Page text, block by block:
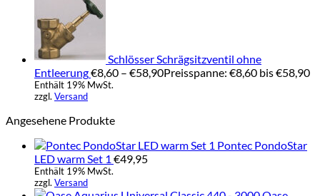
Schlösser Schrägsitzventil ohne
Entleerung€8,60 – €58,90Preisspanne: €8,60 bis €58,90
Enthält 19% MwSt.
zzgl. Versand
Angesehene Produkte
Pontec PondoStar
LED warm Set 1 €49,95
Enthält 19% MwSt.
zzgl. Versand